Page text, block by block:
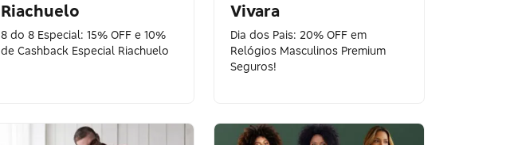
Riachuelo
8 do 8 Especial: 15% OFF e 10%
de Cashback Especial Riachuelo
Vivara
Dia dos Pais: 20% OFF em
Relógios Masculinos Premium
Seguros!